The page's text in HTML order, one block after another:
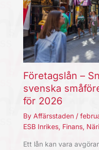
Företagslån –
svenska
för 2026
By Affärsstaden /
ESB Inrikes, Finans,
Ett lån kan vara